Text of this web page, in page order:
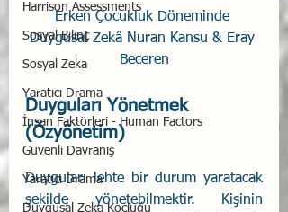
Harrison Assessments
Sosyal Bilinç
Sosyal Zeka
Yaratıcı Drama
İnsan Faktörleri - Human Factors
Güvenli Davranış
Yaratıcı Drama
Duygusal Zeka Koçluğu
Erken Çocukluk Döneminde
Duygusal Zekâ Nuran Kansu & Eray
Beceren
Duyguları Yönetmek
(Özyönetim)
Duyguları lehte bir durum yaratacak
şekilde yönetebilmektir. Kişinin